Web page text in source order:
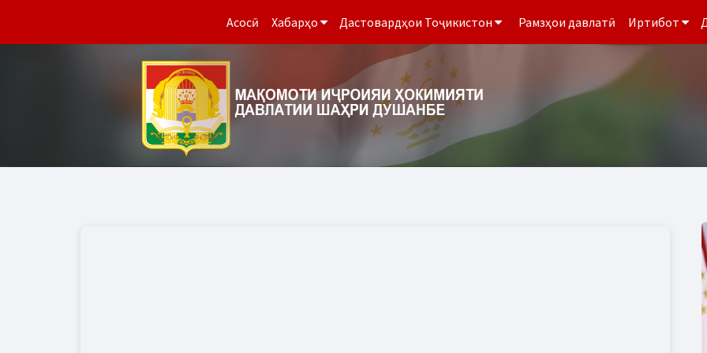
Асосӣ Хабарҳо Дастовардҳои Тоҷикистон Рамзҳои давлатӣ Иртибот